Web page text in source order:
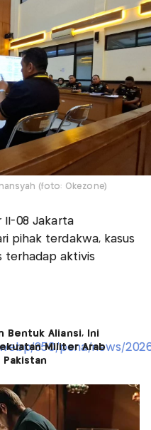
(foto: Okezone)
II-08 Jakarta
pihak terdakwa, kasus
terhadap aktivis
Bentuk Aliansi, Ini
Militer Arab
Pakistan